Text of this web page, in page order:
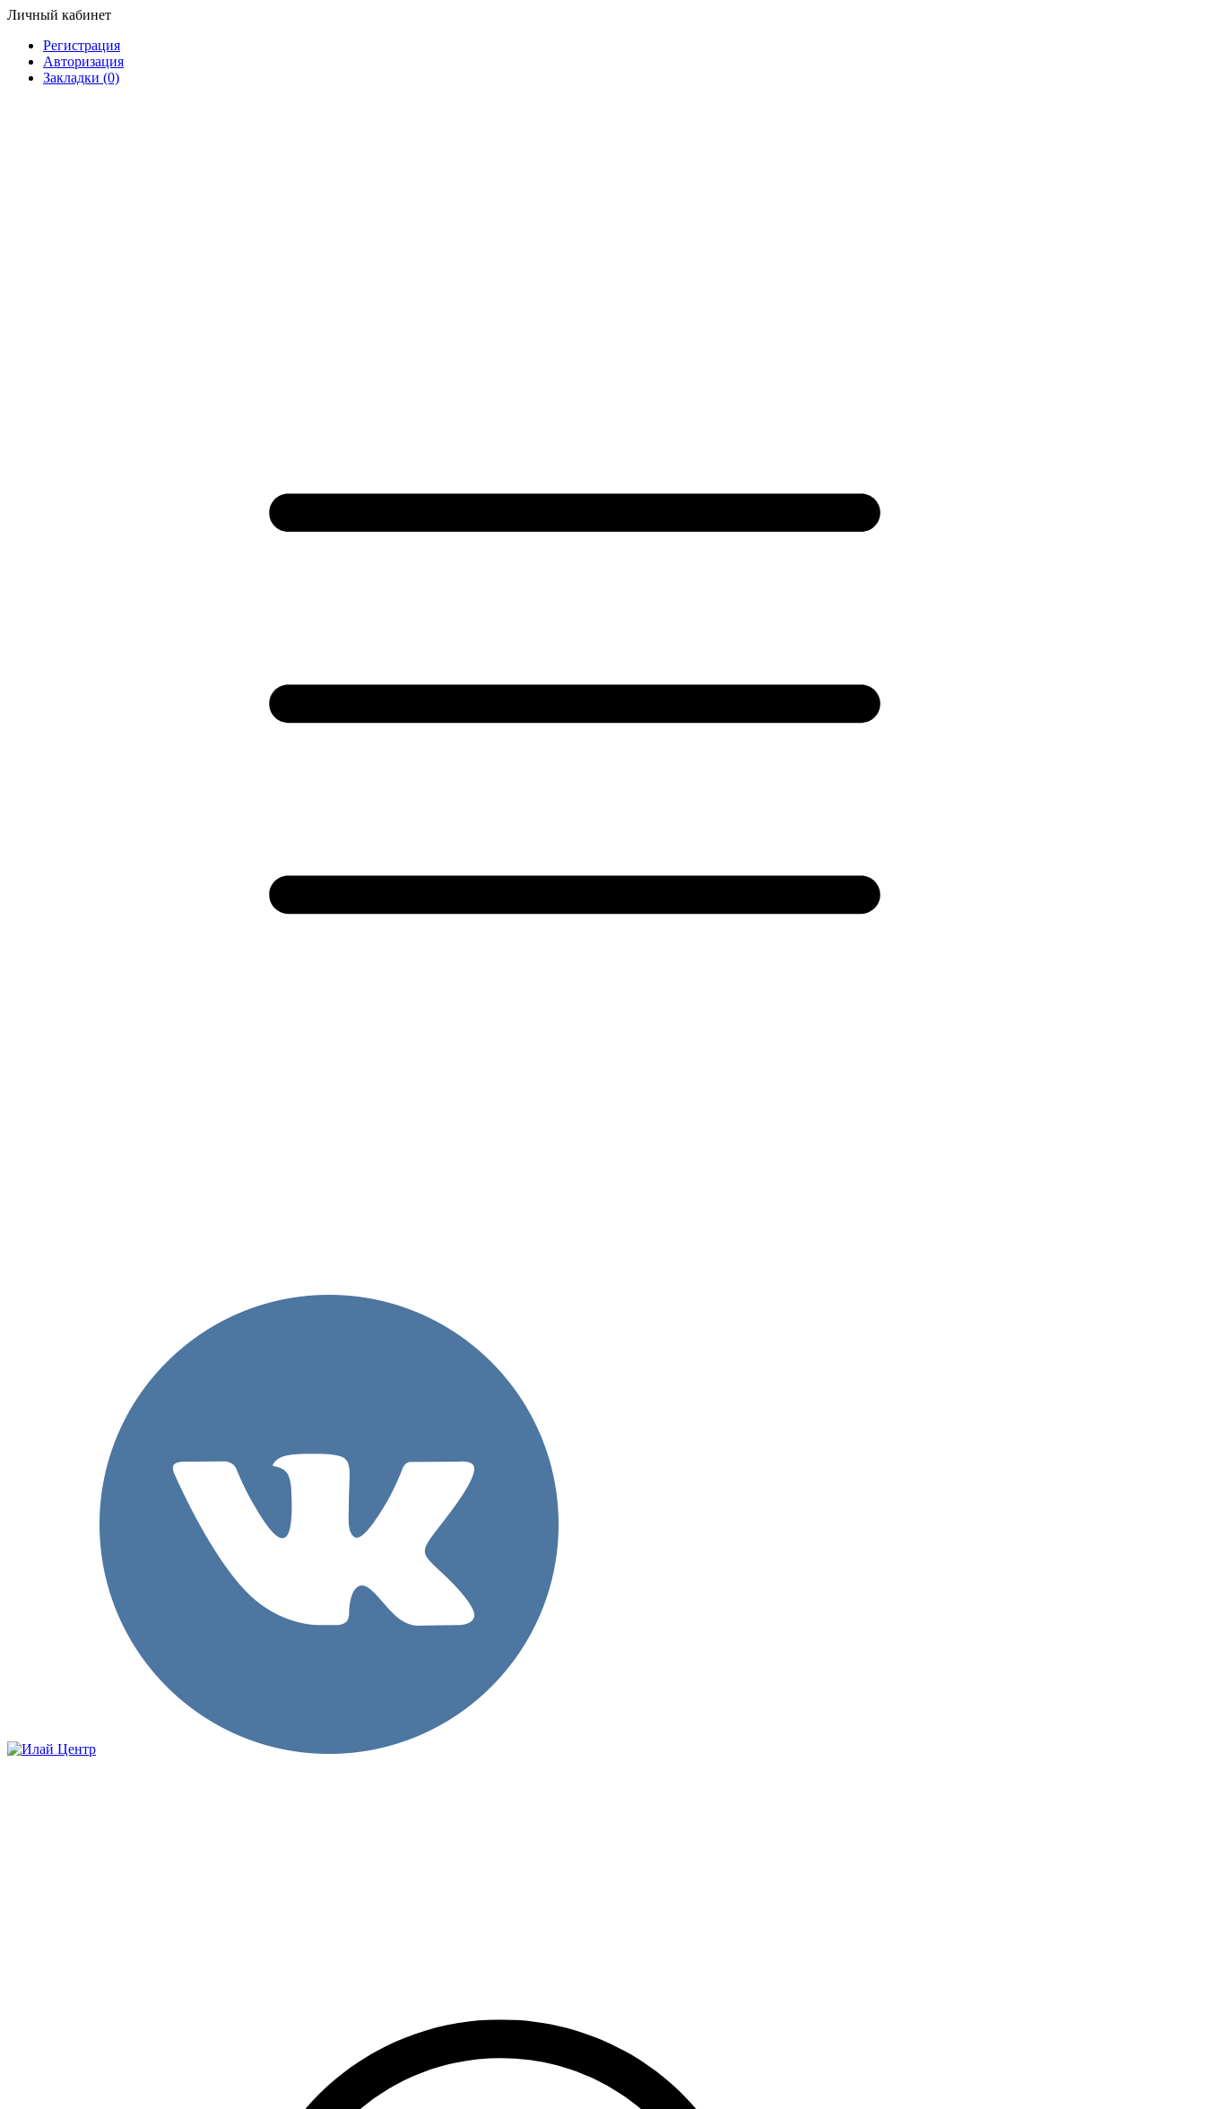
Личный кабинет
Регистрация
Авторизация
Закладки (0)